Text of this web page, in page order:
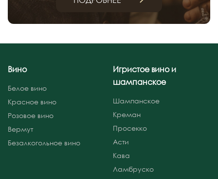
Вино
Белое вино
Красное вино
Розовое вино
Вермут
Безалкогольное вино
Игристое вино и
шампанское
Шампанское
Креман
Просекко
Асти
Кава
Ламбруско